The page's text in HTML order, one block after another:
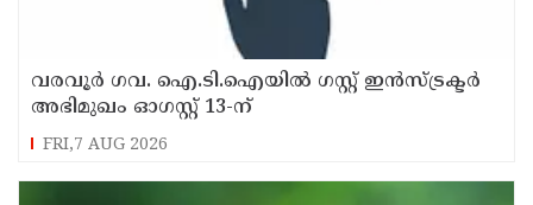
വരവൂർ ഗവ. ഐ.ടി.ഐയിൽ ഗസ്റ്റ് ഇൻസ്ട്രക്ടർ
അഭിമുഖം ഓഗസ്റ്റ് 13-ന്
FRI,7 AUG 2026